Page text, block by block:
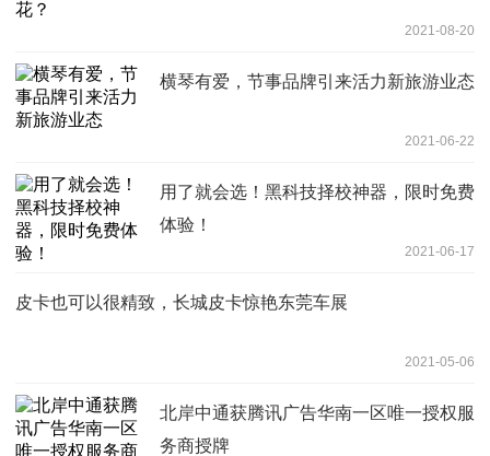
2021-08-20
横琴有爱，节事品牌引来活力新旅游业态
2021-06-22
用了就会选！黑科技择校神器，限时免费
体验！
2021-06-17
皮卡也可以很精致，长城皮卡惊艳东莞车展
2021-05-06
北岸中通获腾讯广告华南一区唯一授权服
务商授牌